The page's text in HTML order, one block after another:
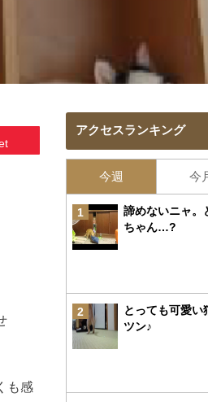
も感
アクセスランキング
今週 今
1
諦めないニャ。
ちゃん…?
2
とっても可愛
ツン♪